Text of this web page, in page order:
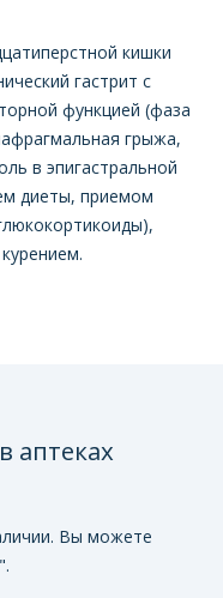
кишки
гастрит с
функцией (фаза
грыжа,
в эпигастральной
диеты, приемом
аптеках
Вы можете